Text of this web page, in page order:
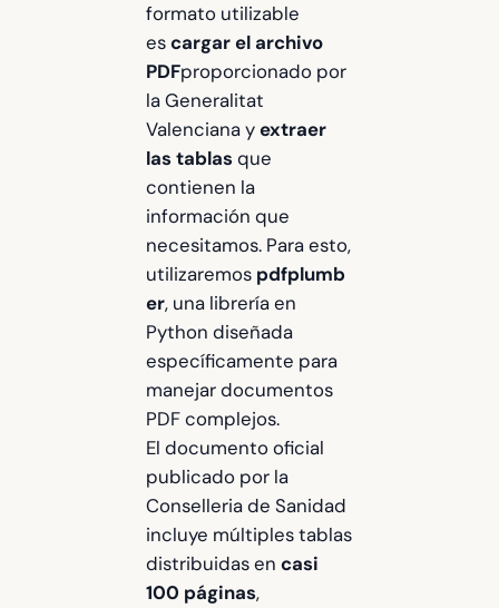
formato utilizable
escargar el archivo
PDFproporcionado por
la Generalitat
Valenciana yextraer
las tablas que
contienen la
información que
necesitamos. Para esto,
utilizaremos pdfplumb
er, una librería en
Python diseñada
específicamente para
manejar documentos
PDF complejos.
El documento oficial
publicado por la
Conselleria de Sanidad
incluye múltiples tablas
distribuidas encasi
100 páginas,